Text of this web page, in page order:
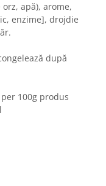
apă), arome,
enzime], drojdie
după
100g produs